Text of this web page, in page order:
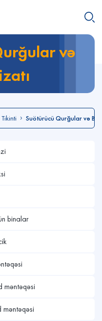
və
Tikinti Suötürücü Qurğular və
binalar
məntəqəsi
məntəqəsi